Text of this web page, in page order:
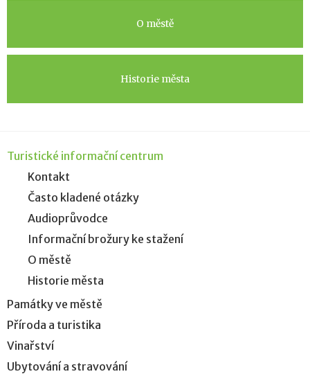
O městě
Historie města
Turistické informační centrum
Kontakt
Často kladené otázky
Audioprůvodce
Informační brožury ke stažení
O městě
Historie města
Památky ve městě
Příroda a turistika
Vinařství
Ubytování a stravování